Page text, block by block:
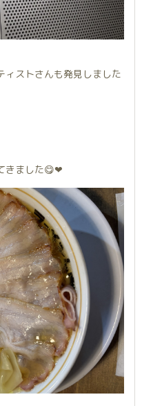
ィストさんも発見しました
きました😋❤